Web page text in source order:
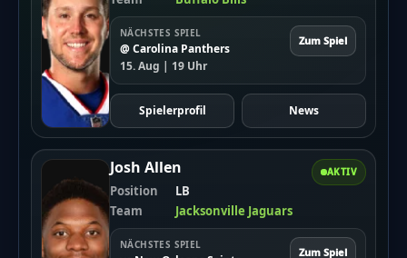
– Jalen Hurts: Der Anführer der Eagles
Was können wir erwarten?
Egal wer spielt, es wird ein aufregendes Spiel. Die Fans
können sich auf viel Action und Spannung freuen.
NÄCHSTES SPIEL
@ Carolina Panthers
15. Aug | 19 Uhr
Zum Spiel
Spielerprofil News
AKTIV
Josh Allen
Position
LB
Team
Jacksonville Jaguars
NÄCHSTES SPIEL
Zum Spiel